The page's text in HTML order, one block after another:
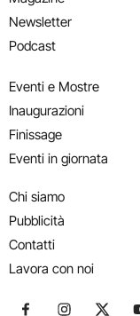
Newsletter
Podcast
Eventi e Mostre
Inaugurazioni
Finissage
Eventi in giornata
Chi siamo
Pubblicità
Contatti
Lavora con noi
Seguici suSeguici su